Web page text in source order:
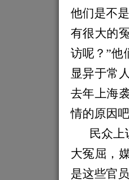
他们是不
有很大的
访呢？”他
显异于常
去年上海
情的原因吧
民众上
大冤屈，
是这些官